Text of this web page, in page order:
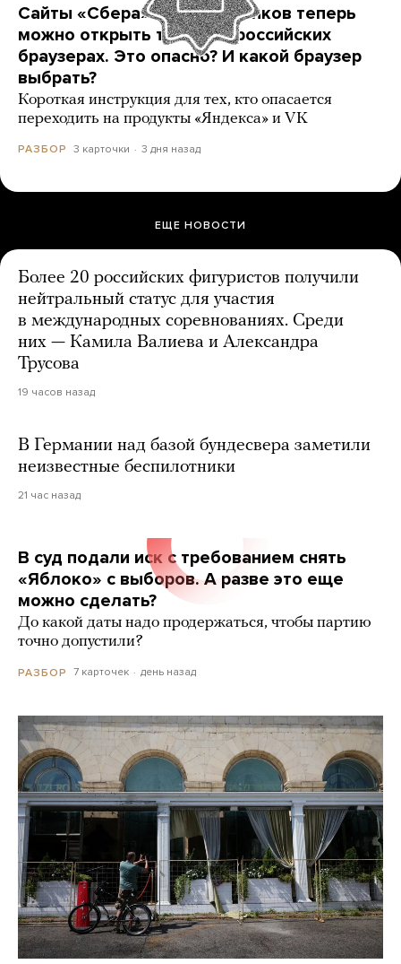
Сайты «Сбера» и других банков теперь
можно открыть только в российских
браузерах. Это опасно? И какой браузер
выбрать?
Короткая инструкция для тех, кто опасается
переходить на продукты «Яндекса» и VK
РАЗБОР 3 карточки 3 дня назад
ЕЩЕ НОВОСТИ
Более 20 российских фигуристов получили
нейтральный статус для участия
в международных соревнованиях. Среди
них — Камила Валиева и Александра
Трусова
19 часов назад
В Германии над базой бундесвера заметили
неизвестные беспилотники
21 час назад
В суд подали иск с требованием снять
«Яблоко» с выборов. А разве это еще
можно сделать?
До какой даты надо продержаться, чтобы партию
точно допустили?
РАЗБОР 7 карточек день назад